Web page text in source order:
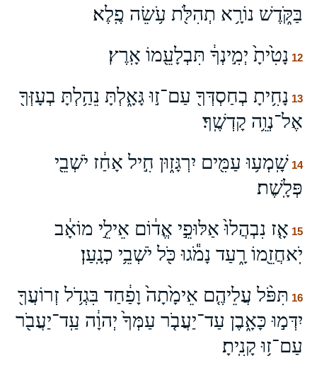
בַּקֹּ֑דֶשׁ נוֹרָ֥א תְהִלֹּ֖ת עֹ֥שֵׂה פֶֽלֶא׃
12 נָטִ֙יתָ֙ יְמִ֣ינְךָ֔ תִּבְלָעֵ֖מוֹ אָֽרֶץ׃
13 נָחִ֥יתָ בְחַסְדְּךָ֖ עַם־ז֣וּ גָּאָ֑לְתָּ נֵהַ֥לְתָּ בְעָזְּךָ֖
אֶל־נְוֵ֥ה קָדְשֶֽׁךָ׃
14 שָֽׁמְע֥וּ עַמִּ֖ים יִרְגָּז֑וּן חִ֣יל אָחַ֔ז יֹשְׁבֵ֖י
פְּלָֽשֶׁת׃
15 אָ֤ז נִבְהֲלוּ֙ אַלּוּפֵ֣י אֱד֔וֹם אֵילֵ֣י מוֹאָ֔ב
יֹֽאחֲזֵ֖מוֹ רָ֑עַד נָמֹ֕גוּ כֹּ֖ל יֹשְׁבֵ֥י כְנָֽעַן׃
16 תִּפֹּ֨ל עֲלֵיהֶ֤ם אֵימָ֙תָה֙ וָפַ֔חַד בִּגְדֹ֥ל זְרוֹעֲךָ֖
יִדְּמ֣וּ כָּאָ֑בֶן עַד־יַעֲבֹ֤ר עַמְּךָ֙ יְהוָ֔ה עַֽד־יַעֲבֹ֖ר
עַם־ז֥וּ קָנִֽיתָ׃